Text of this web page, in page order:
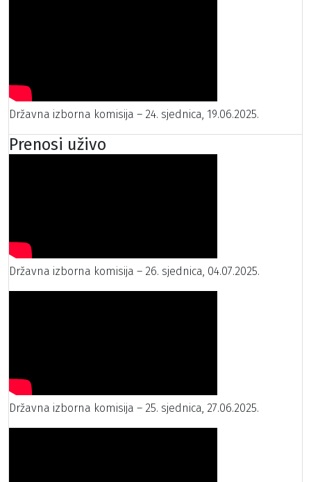
Državna izborna komisija – 24. sjednica, 19.06.2025.
Prenosi uživo
Državna izborna komisija – 26. sjednica, 04.07.2025.
Državna izborna komisija – 25. sjednica, 27.06.2025.